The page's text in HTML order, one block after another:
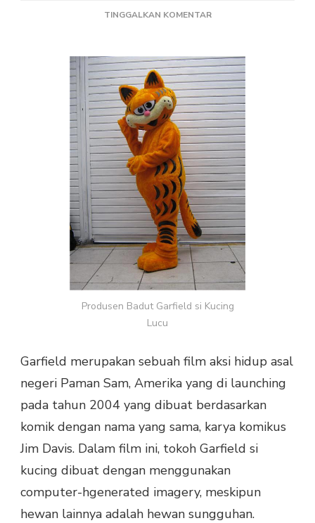
TINGGALKAN KOMENTARPADA
GARFIELD
SI
KUCING
LUCU
Produsen Badut Garfield si Kucing
Lucu
Garfield merupakan sebuah film aksi hidup asal
negeri Paman Sam, Amerika yang di launching
pada tahun 2004 yang dibuat berdasarkan
komik dengan nama yang sama, karya komikus
Jim Davis. Dalam film ini, tokoh Garfield si
kucing dibuat dengan menggunakan
computer-hgenerated imagery, meskipun
hewan lainnya adalah hewan sungguhan.